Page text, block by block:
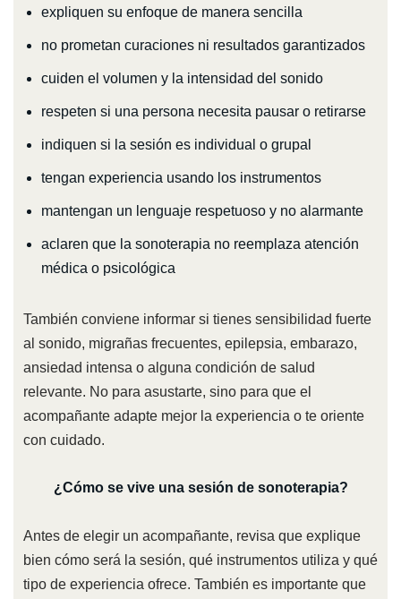
expliquen su enfoque de manera sencilla
no prometan curaciones ni resultados garantizados
cuiden el volumen y la intensidad del sonido
respeten si una persona necesita pausar o retirarse
indiquen si la sesión es individual o grupal
tengan experiencia usando los instrumentos
mantengan un lenguaje respetuoso y no alarmante
aclaren que la sonoterapia no reemplaza atención
médica o psicológica
También conviene informar si tienes sensibilidad fuerte
al sonido, migrañas frecuentes, epilepsia, embarazo,
ansiedad intensa o alguna condición de salud
relevante. No para asustarte, sino para que el
acompañante adapte mejor la experiencia o te oriente
con cuidado.
¿Cómo se vive una sesión de sonoterapia?
Antes de elegir un acompañante, revisa que explique
bien cómo será la sesión, qué instrumentos utiliza y qué
tipo de experiencia ofrece. También es importante que